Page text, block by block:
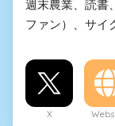
週末農業、読書
ファン）、サイ
X